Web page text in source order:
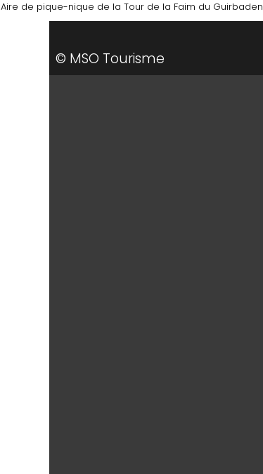
Aire de pique-nique de la Tour de la Faim du Guirbaden
© MSO Tourisme